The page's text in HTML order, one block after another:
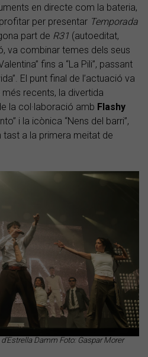
en directe com la bateria,
per presentar Temporada
part de R31 (autoeditat,
va combinar temes dels seus
fins a “La Pili”, passant
El punt final de l’actuació va
recents, la divertida
la col·laboració amb Flashy
i la icònica “Nens del barri”,
tast a la primera meitat de
Damm Foto: Gaspar Morer